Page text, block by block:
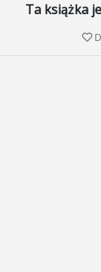
Ta książka